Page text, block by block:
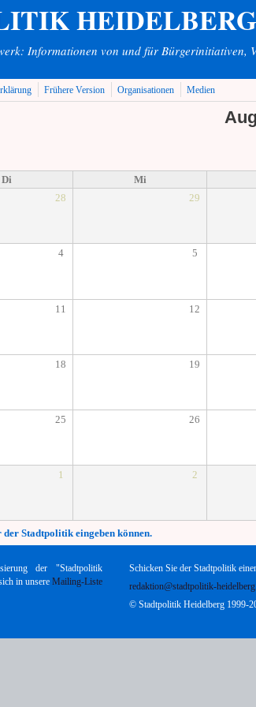
HEIDELBERG
Informationen von und für Bürgerinitiativen,
Frühere Version Organisationen Medien
Di Mi
28 29
4 5
11 12
18 19
25 26
1 2
Stadtpolitik eingeben können.
der "Stadtpolitik
in unsereMailing-Liste
Schicken Sie der Stadtpolitik
redaktion@stadtpolitik-
© Stadtpolitik Heidelberg 1999-